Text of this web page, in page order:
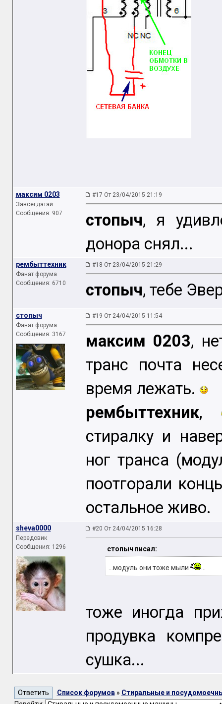
максим 0203
Завсегдатай
Сообщения: 907
#17 От 23/04/2015 21:19
стопыч, я
донора снял...
рембыттехник
Фанат форума
Сообщения: 6710
#18 От 23/04/2015 21:29
стопыч, тебе
стопыч
Фанат форума
Сообщения: 3167
#19 От 24/04/2015 11:54
максим 0203,
транс почта
время лежать.
рембыттехник,
стиралку и
ног транса
поотгорали
остальное живо.
sheva0000
Передовик
Сообщения: 1296
#20 От 24/04/2015 16:28
стопыч писал:
...модуль они тоже мыли ...
тоже иногда
продувка
сушка...
Список форумов» Стиральные и